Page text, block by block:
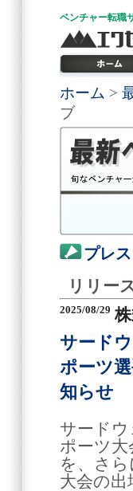
ベンチャー転職
ホーム >
ブ
プレ
リリー
2025/08/29
サード
ポーツ
知らせ
サード
ポーツ大
を、さ
大会の